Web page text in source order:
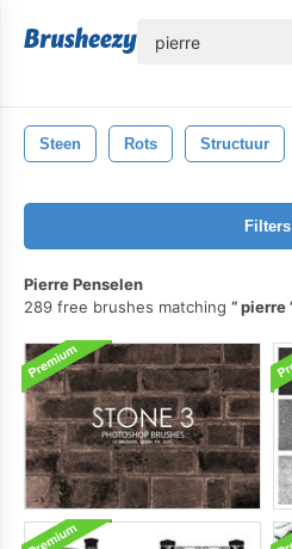
Steen Rots Structuur
Filters
Pierre Penselen
289 free brushes matching
pierre